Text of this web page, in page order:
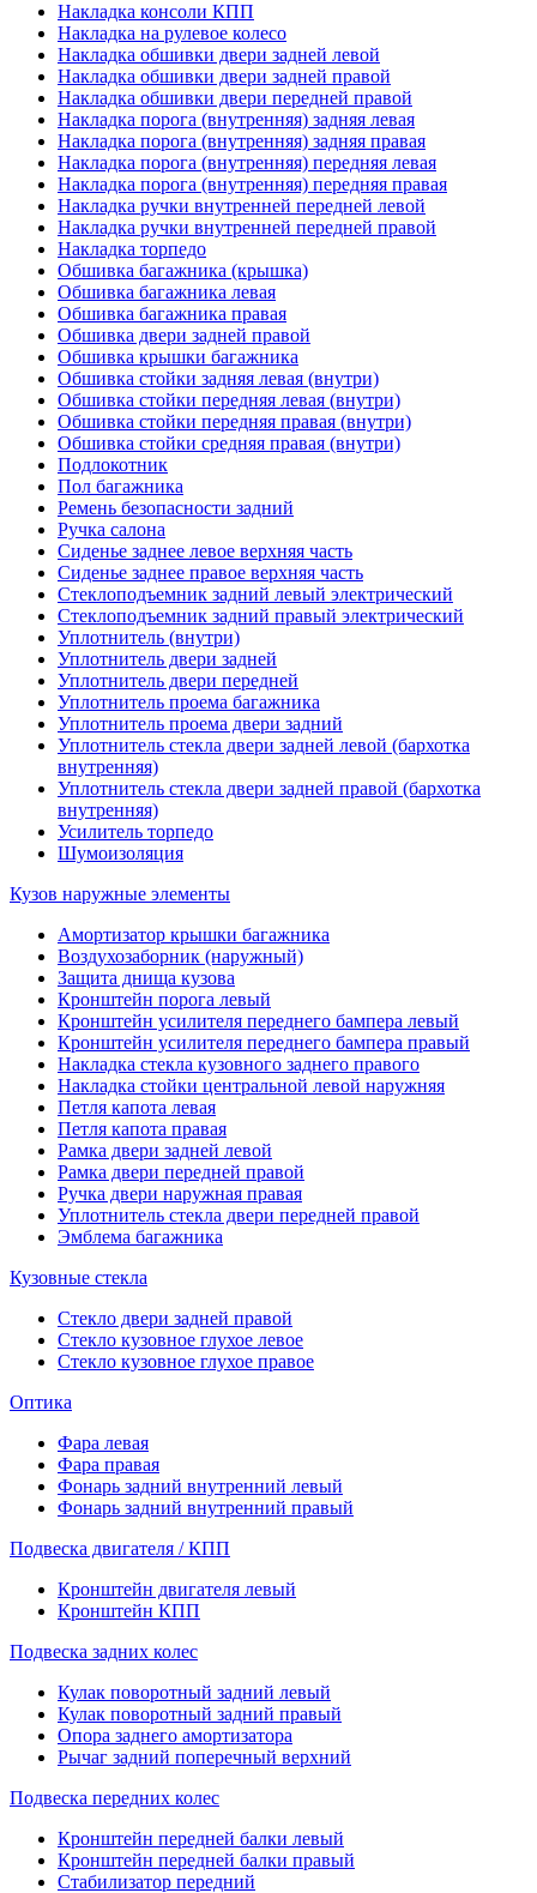
Накладка консоли КПП
Накладка на рулевое колесо
Накладка обшивки двери задней левой
Накладка обшивки двери задней правой
Накладка обшивки двери передней правой
Накладка порога (внутренняя) задняя левая
Накладка порога (внутренняя) задняя правая
Накладка порога (внутренняя) передняя левая
Накладка порога (внутренняя) передняя правая
Накладка ручки внутренней передней левой
Накладка ручки внутренней передней правой
Накладка торпедо
Обшивка багажника (крышка)
Обшивка багажника левая
Обшивка багажника правая
Обшивка двери задней правой
Обшивка крышки багажника
Обшивка стойки задняя левая (внутри)
Обшивка стойки передняя левая (внутри)
Обшивка стойки передняя правая (внутри)
Обшивка стойки средняя правая (внутри)
Подлокотник
Пол багажника
Ремень безопасности задний
Ручка салона
Сиденье заднее левое верхняя часть
Сиденье заднее правое верхняя часть
Стеклоподъемник задний левый электрический
Стеклоподъемник задний правый электрический
Уплотнитель (внутри)
Уплотнитель двери задней
Уплотнитель двери передней
Уплотнитель проема багажника
Уплотнитель проема двери задний
Уплотнитель стекла двери задней левой (бархотка
внутренняя)
Уплотнитель стекла двери задней правой (бархотка
внутренняя)
Усилитель торпедо
Шумоизоляция
Кузов наружные элементы
Амортизатор крышки багажника
Воздухозаборник (наружный)
Защита днища кузова
Кронштейн порога левый
Кронштейн усилителя переднего бампера левый
Кронштейн усилителя переднего бампера правый
Накладка стекла кузовного заднего правого
Накладка стойки центральной левой наружняя
Петля капота левая
Петля капота правая
Рамка двери задней левой
Рамка двери передней правой
Ручка двери наружная правая
Уплотнитель стекла двери передней правой
Эмблема багажника
Кузовные стекла
Стекло двери задней правой
Стекло кузовное глухое левое
Стекло кузовное глухое правое
Оптика
Фара левая
Фара правая
Фонарь задний внутренний левый
Фонарь задний внутренний правый
Подвеска двигателя / КПП
Кронштейн двигателя левый
Кронштейн КПП
Подвеска задних колес
Кулак поворотный задний левый
Кулак поворотный задний правый
Опора заднего амортизатора
Рычаг задний поперечный верхний
Подвеска передних колес
Кронштейн передней балки левый
Кронштейн передней балки правый
Стабилизатор передний